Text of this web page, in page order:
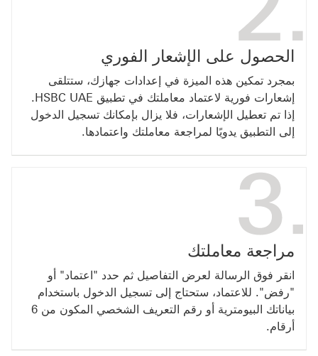
الحصول على الإشعار الفوري
بمجرد تمكين هذه الميزة في إعدادات جهازك، ستتلقى
إشعارات فورية لاعتماد معاملتك في تطبيق HSBC UAE.
إذا تم تعطيل الإشعارات، فلا يزال بإمكانك تسجيل الدخول
إلى التطبيق يدويًا لمراجعة معاملتك واعتمادها.
مراجعة معاملتك
انقر فوق الرسالة لعرض التفاصيل ثم حدد "اعتماد" أو
"رفض". للاعتماد، ستحتاج إلى تسجيل الدخول باستخدام
بياناتك البيومترية أو رقم التعريف الشخصي المكون من 6
أرقام.